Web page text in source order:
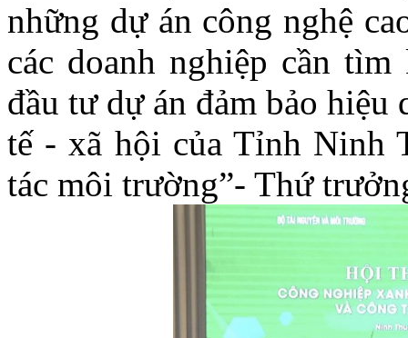
những dự án công nghệ
các doanh nghiệp cần
đầu tư dự án đảm bảo
tế - xã hội của Tỉnh Ninh
tác môi trường”- Thứ